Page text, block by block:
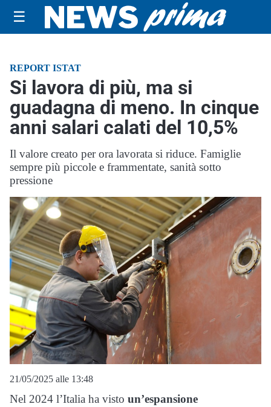
☰
REPORT ISTAT
Si lavora di più, ma si
guadagna di meno. In cinque
anni salari calati del 10,5%
Il valore creato per ora lavorata si riduce. Famiglie
sempre più piccole e frammentate, sanità sotto
pressione
21/05/2025 alle 13:48
Nel 2024 l’Italia ha visto un’espansione